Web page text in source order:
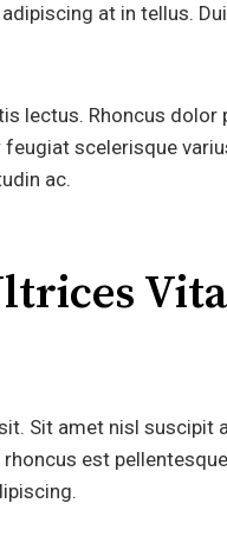
at in tellus.
lectus. Rhoncus dolor
scelerisque
ac.
Sit amet nisl suscipit
est